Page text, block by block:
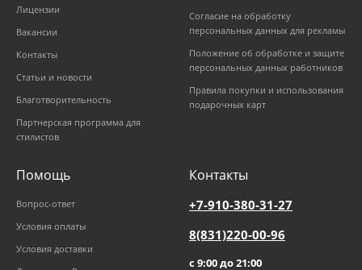
Лицензии
Вакансии
Контакты
Статьи и новости
Благотворительность
Партнерская программа для
стилистов
Согласие на обработку
персональных данных для рекламы
Положение об обработке и защите
персональных данных работников
Правила покупки и использования
подарочных карт
Помощь
Вопрос-ответ
Условия оплаты
Условия доставки
Контакты
+7-910-380-31-27
8(831)220-00-96
с 9:00 до 21:00